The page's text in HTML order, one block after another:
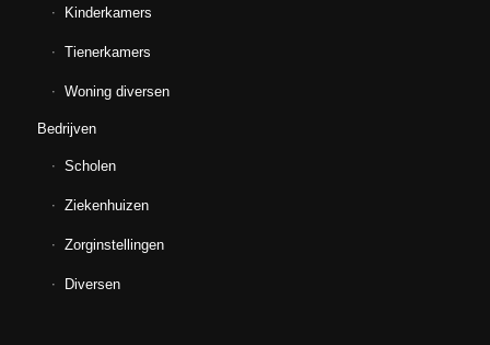
Kinderkamers
Tienerkamers
Woning diversen
Bedrijven
Scholen
Ziekenhuizen
Zorginstellingen
Diversen